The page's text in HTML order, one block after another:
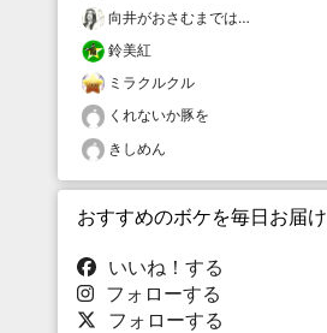
向井がおさむまでは…
鈴美紅
ミラクルクル
くれないか豚を
きしめん
おすすめのボケを毎日お届け
いいね！する
フォローする
フォローする